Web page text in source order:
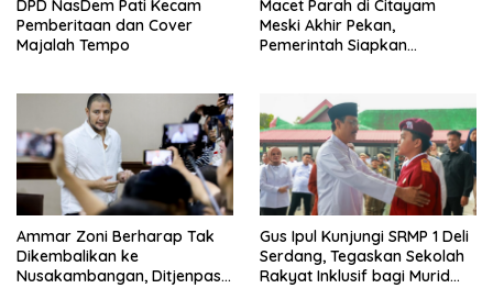
DPD NasDem Pati Kecam
Pemberitaan dan Cover
Majalah Tempo
Macet Parah di Citayam
Meski Akhir Pekan,
Pemerintah Siapkan
Ammar Zoni Berharap Tak
Dikembalikan ke
Nusakambangan, Ditjenpas
Gus Ipul Kunjungi SRMP 1 Deli
Serdang, Tegaskan Sekolah
Rakyat Inklusif bagi Murid